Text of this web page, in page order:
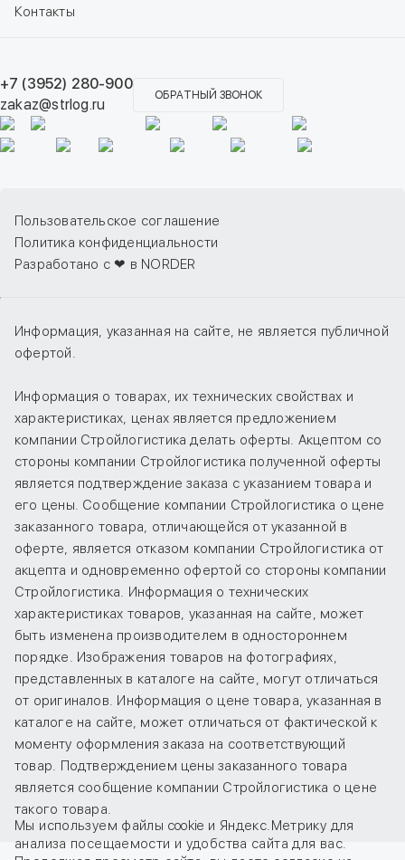
Контакты
+7 (3952) 280-900
zakaz@strlog.ru
ОБРАТНЫЙ ЗВОНОК
Пользовательское соглашение
Политика конфиденциальности
Разработано с ❤ в NORDER
Информация, указанная на сайте, не является публичной
офертой.
Информация о товарах, их технических свойствах и
характеристиках, ценах является предложением
компании Стройлогистика делать оферты. Акцептом со
стороны компании Стройлогистика полученной оферты
является подтверждение заказа с указанием товара и
его цены. Сообщение компании Стройлогистика о цене
заказанного товара, отличающейся от указанной в
оферте, является отказом компании Стройлогистика от
акцепта и одновременно офертой со стороны компании
Стройлогистика. Информация о технических
характеристиках товаров, указанная на сайте, может
быть изменена производителем в одностороннем
порядке. Изображения товаров на фотографиях,
представленных в каталоге на сайте, могут отличаться
от оригиналов. Информация о цене товара, указанная в
каталоге на сайте, может отличаться от фактической к
моменту оформления заказа на соответствующий
товар. Подтверждением цены заказанного товара
является сообщение компании Стройлогистика о цене
такого товара.
Мы используем файлы cookie и Яндекс.Метрику для
анализа посещаемости и удобства сайта для вас.